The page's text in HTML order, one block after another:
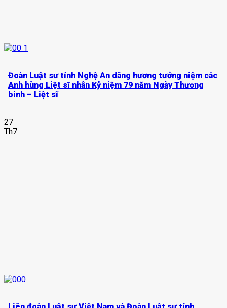
Đoàn Luật sư tỉnh Nghệ An dâng hương tưởng niệm các
Anh hùng Liệt sĩ nhân Kỷ niệm 79 năm Ngày Thương
binh – Liệt sĩ
27
Th7